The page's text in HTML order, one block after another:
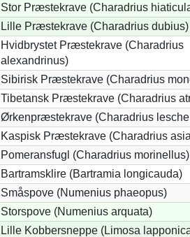
Stor Præstekrave (Charadrius
Lille Præstekrave (Charadrius dubius)
Hvidbrystet Præstekrave (Charadrius
alexandrinus)
Sibirisk Præstekrave (Charadrius
Tibetansk Præstekrave (Charadrius
Ørkenpræstekrave (Charadrius
Kaspisk Præstekrave (Charadrius
Pomeransfugl (Charadrius morinellus)
Bartramsklire (Bartramia longicauda)
Småspove (Numenius phaeopus)
Storspove (Numenius arquata)
Lille Kobbersneppe (Limosa